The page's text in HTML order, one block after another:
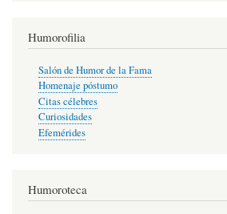
Humorofilia
Salón de Humor de la Fama
Homenaje póstumo
Citas célebres
Curiosidades
Efemérides
Humoroteca